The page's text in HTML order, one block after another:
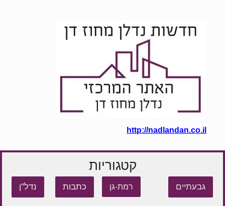
http://nadlandan.co.il
קטגוריות
גבעתיים רמת-גן כתבות נדל"ן